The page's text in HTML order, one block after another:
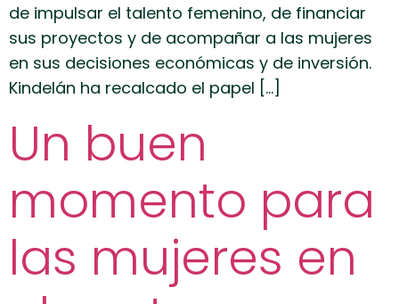
de impulsar el talento femenino, de financiar
sus proyectos y de acompañar a las mujeres
en sus decisiones económicas y de inversión.
Kindelán ha recalcado el papel […]
Un buen
momento para
las mujeres en